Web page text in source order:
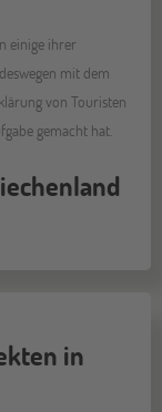
einige ihrer
mit dem
von Touristen
gemacht hat.
in